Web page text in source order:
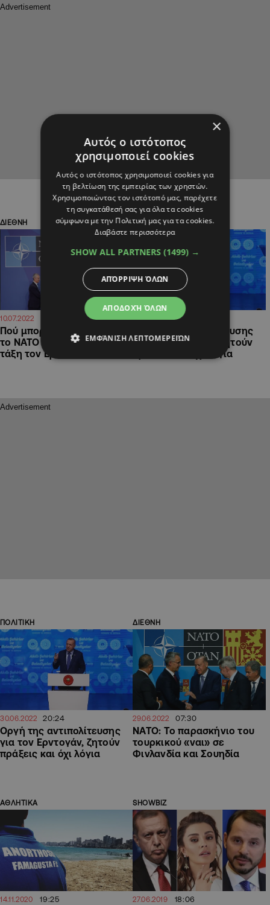
ΔΙΕΘΝΗ
10.07.2022
Πού μπορεί να «πατήσει»
το ΝΑΤΟ για να βάλει σε…
τάξη τον Ερντογάν
ΠΟΛΙΤΙΚΗ
30.06.2022 20:24
Οργή της αντιπολίτευσης
για τον Ερντογάν, ζητούν
πράξεις και όχι λόγια
ΠΟΛΙΤΙΚΗ
30.06.2022 20:24
Οργή της αντιπολίτευσης
για τον Ερντογάν, ζητούν
πράξεις και όχι λόγια
ΔΙΕΘΝΗ
29.06.2022 07:30
ΝΑΤΟ: Το παρασκήνιο του
τουρκικού «ναι» σε
Φινλανδία και Σουηδία
ΑΘΛΗΤΙΚΑ
14.11.2020 19:25
SHOWBIZ
27.06.2019 18:06
×
Αυτός ο ιστότοπος
χρησιμοποιεί cookies
Αυτός ο ιστότοπος χρησιμοποιεί cookies για
τη βελτίωση της εμπειρίας των χρηστών.
Χρησιμοποιώντας τον ιστότοπό μας, παρέχετε
τη συγκατάθεσή σας για όλα τα cookies
σύμφωνα με την Πολιτική μας για τα cookies.
Διαβάστε περισσότερα
SHOW ALL PARTNERS (1499) →
ΑΠΟΔΟΧΉ ΌΛΩΝ
ΑΠΌΡΡΙΨΗ ΌΛΩΝ
ΕΜΦΆΝΙΣΗ ΛΕΠΤΟΜΕΡΕΙΏΝ